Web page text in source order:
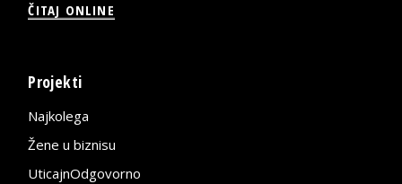
ČITAJ ONLINE
Projekti
Najkolega
Žene u biznisu
UticajnOdgovorno